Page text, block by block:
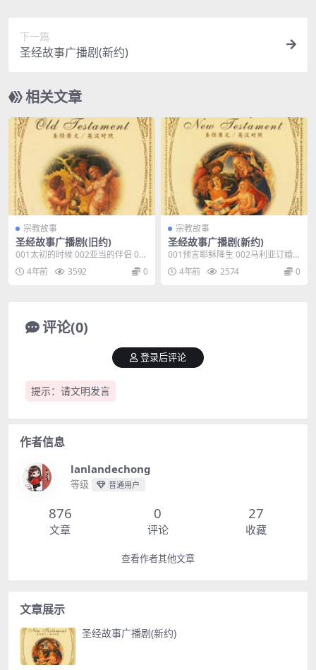
下一篇
圣经故事广播剧(新约)
相关文章
宗教故事
圣经故事广播剧(旧约)
001太初的时候 002亚当的伴侣 00
3夏娃受试探 004失落的伊甸园 005
救恩的应许 006撒但意图夺主权 00
4年前 3592 0
宗教故事
圣经故事广播剧(新约)
001预言耶稣降生 002马利亚订婚,
天使报信 003起名叫耶稣 004耶稣
降生 005牧羊人欣闻佳音 006西面4年前 2574 0
评论(0)
提示：请文明发言
登录后评论
作者信息
lanlandechong
等级 普通用户
876
文章
0
评论
27
收藏
查看作者其他文章
文章展示
圣经故事广播剧(新约)